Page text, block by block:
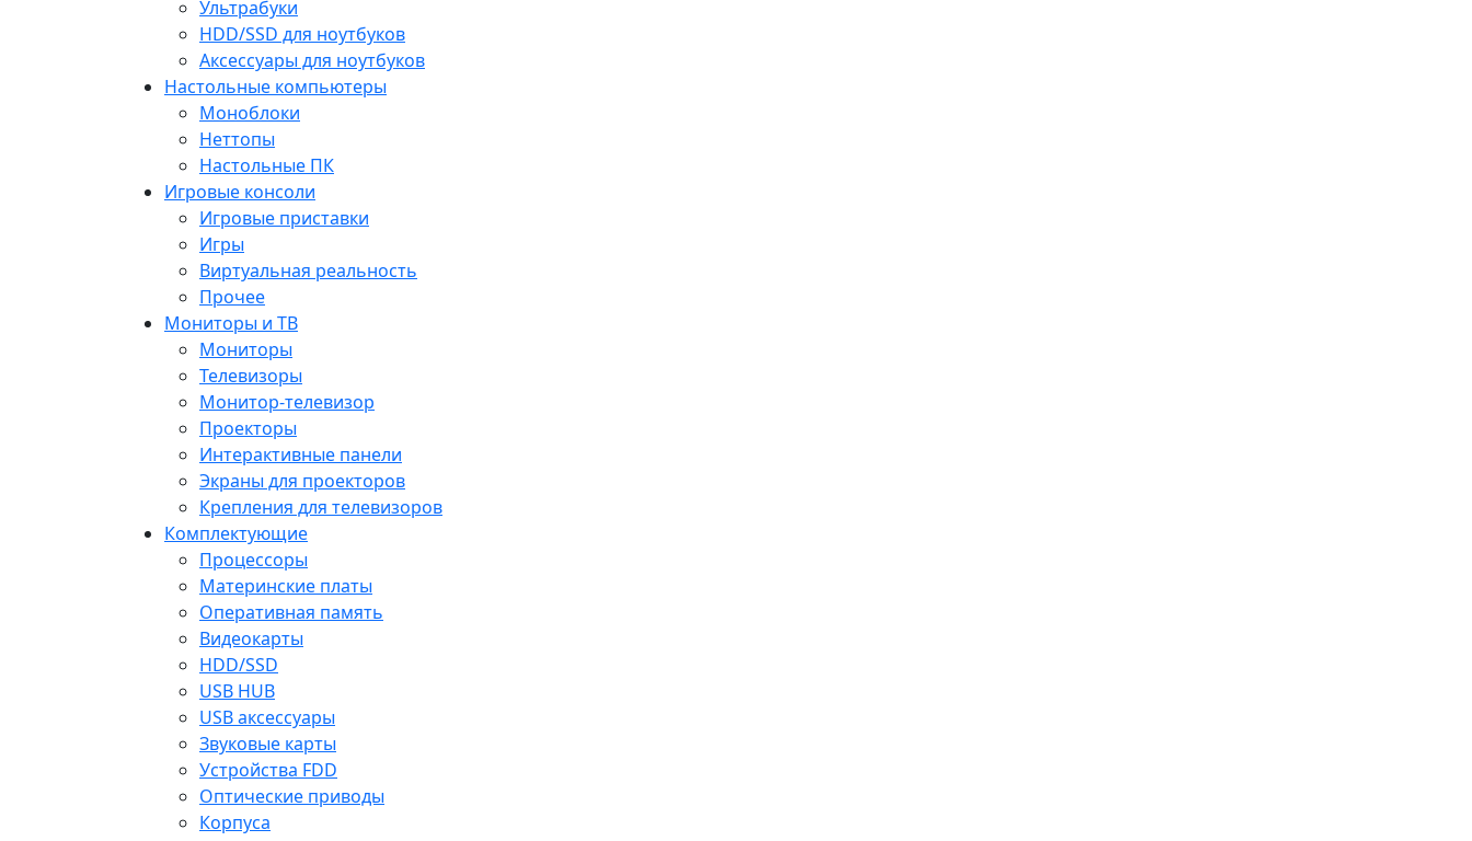
Ультрабуки
HDD/SSD для ноутбуков
Аксессуары для ноутбуков
Настольные компьютеры
Моноблоки
Неттопы
Настольные ПК
Игровые консоли
Игровые приставки
Игры
Виртуальная реальность
Прочее
Мониторы и ТВ
Мониторы
Телевизоры
Монитор-телевизор
Проекторы
Интерактивные панели
Экраны для проекторов
Крепления для телевизоров
Комплектующие
Процессоры
Материнские платы
Оперативная память
Видеокарты
HDD/SSD
USB HUB
USB аксессуары
Звуковые карты
Устройства FDD
Оптические приводы
Корпуса